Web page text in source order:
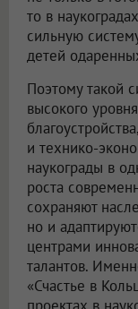
то в
сильную
детей
Поэтому такой
высокого
и технико-
наукограды в
роста
сохраняют
но и
центрами
талантов.
«Счастье в